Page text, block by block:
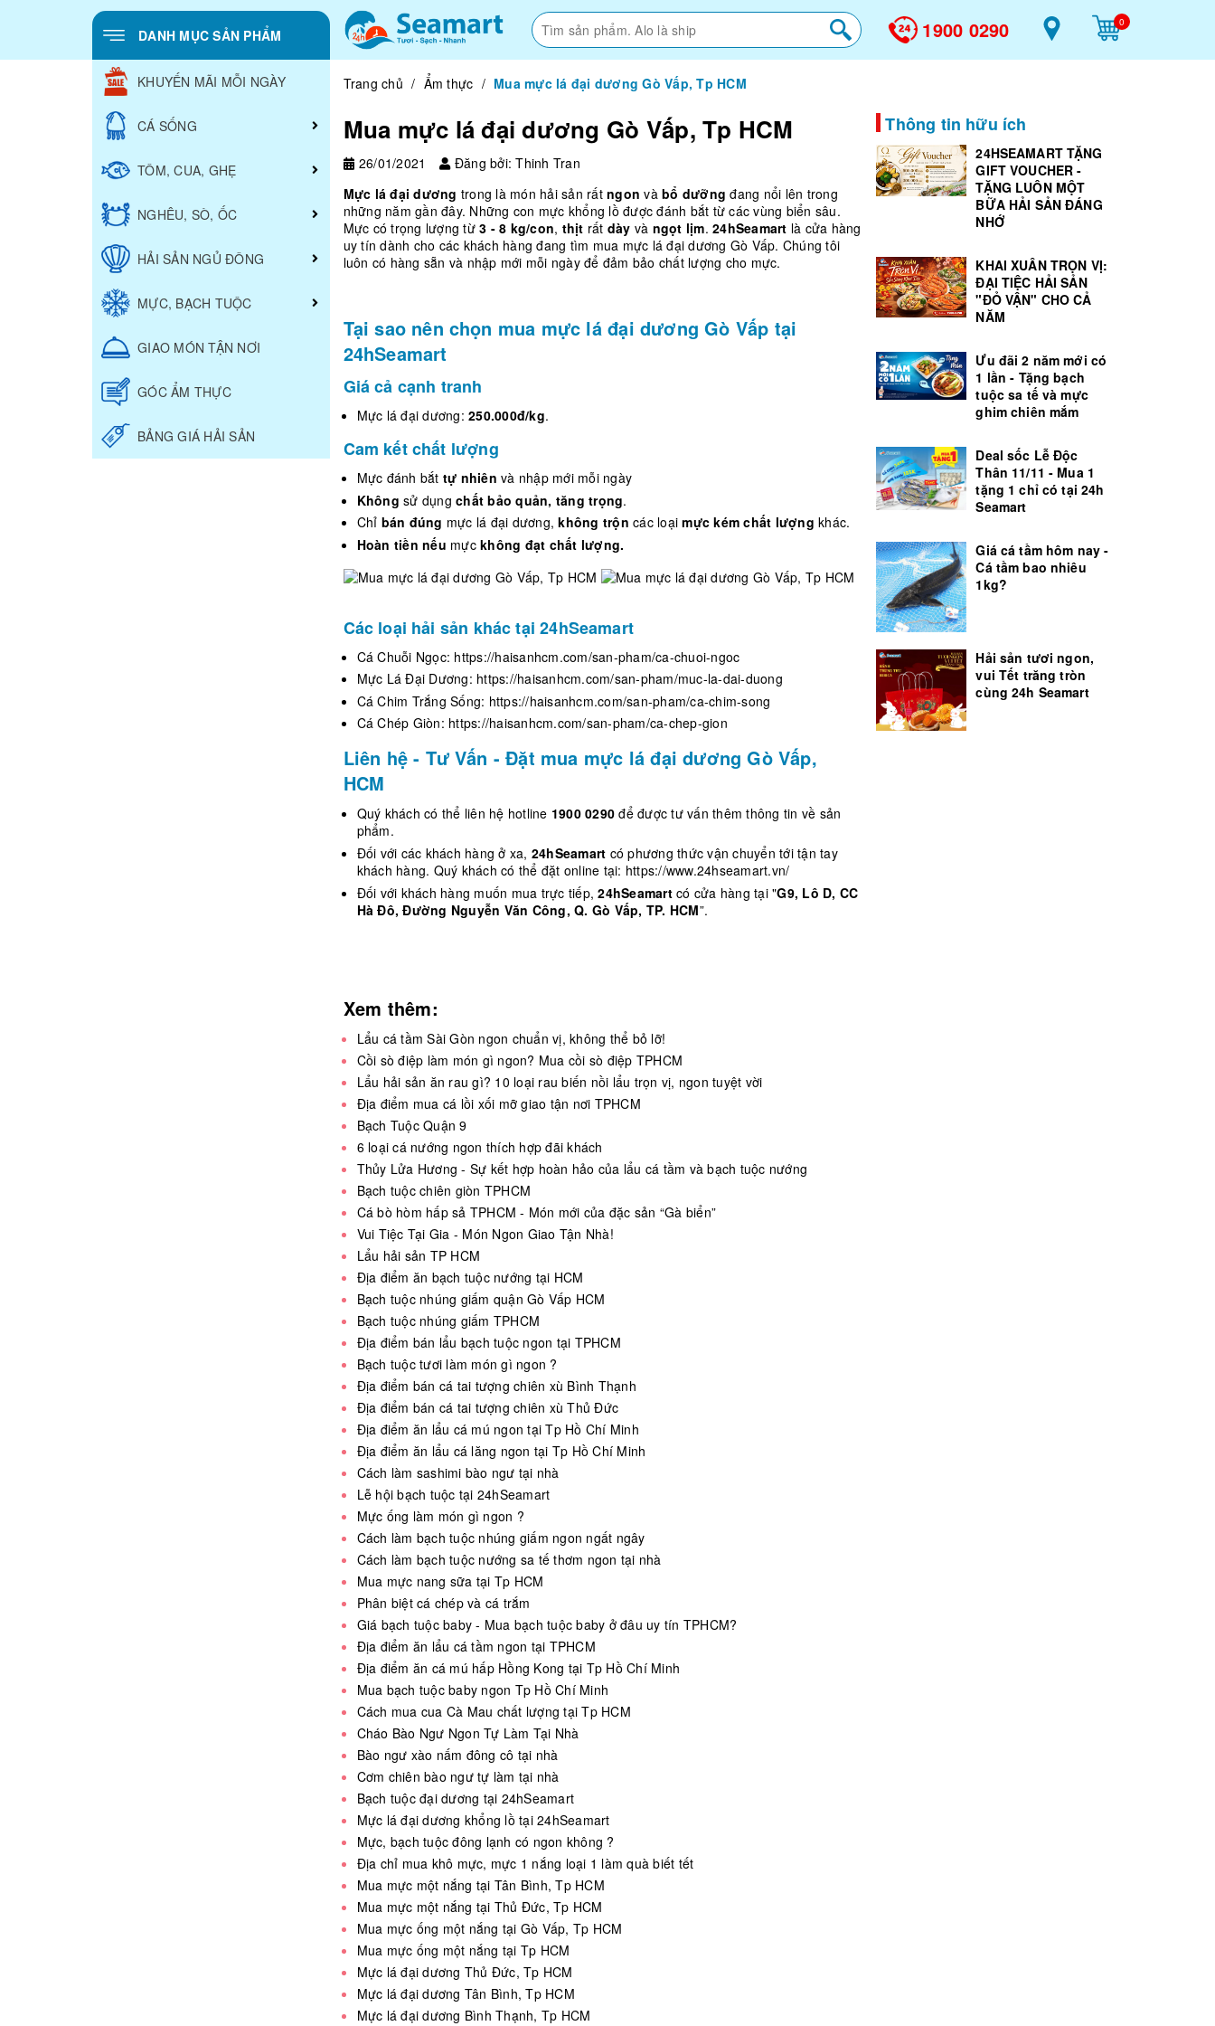
DANH MỤC SẢN PHẨM
KHUYẾN MÃI MỖI NGÀY
CÁ SỐNG
TÔM, CUA, GHẸ
NGHÊU, SÒ, ỐC
HẢI SẢN NGỦ ĐÔNG
MỰC, BẠCH TUỘC
GIAO MÓN TẬN NƠI
GÓC ẨM THỰC
BẢNG GIÁ HẢI SẢN
1900 0290 0
Trang chủ / Ẩm thực / Mua mực lá đại dương Gò Vấp, Tp HCM
Mua mực lá đại dương Gò Vấp, Tp HCM
26/01/2021
Đăng bởi: Thinh Tran
Mực lá đại dương trong là món hải sản rất ngon và bổ dưỡng đang nổi lên trong
những năm gần đây. Những con mực khổng lồ được đánh bắt từ các vùng biển sâu.
Mực có trọng lượng từ 3 - 8 kg/con, thịt rất dày và ngọt lịm. 24hSeamart là cửa hàng
uy tín dành cho các khách hàng đang tìm mua mực lá đại dương Gò Vấp. Chúng tôi
luôn có hàng sẵn và nhập mới mỗi ngày để đảm bảo chất lượng cho mực.
Tại sao nên chọn mua mực lá đại dương Gò Vấp tại
24hSeamart
Giá cả cạnh tranh
Mực lá đại dương: 250.000đ/kg.
Cam kết chất lượng
Mực đánh bắt tự nhiên và nhập mới mỗi ngày
Không sử dụng chất bảo quản, tăng trọng.
Chỉ bán đúng mực lá đại dương,không trộn các loạimực kém chất lượng khác.
Hoàn tiền nếu mực không đạt chất lượng.
Các loại hải sản khác tại 24hSeamart
Cá Chuỗi Ngọc: https://haisanhcm.com/san-pham/ca-chuoi-ngoc
Mực Lá Đại Dương: https://haisanhcm.com/san-pham/muc-la-dai-duong
Cá Chim Trắng Sống: https://haisanhcm.com/san-pham/ca-chim-song
Cá Chép Giòn: https://haisanhcm.com/san-pham/ca-chep-gion
Liên hệ - Tư Vấn - Đặt mua mực lá đại dương Gò Vấp,
HCM
Quý khách có thể liên hệ hotline 1900 0290 để được tư vấn thêm thông tin về sản
phẩm.
Đối với các khách hàng ở xa, 24hSeamart có phương thức vận chuyển tới tận tay
khách hàng. Quý khách có thể đặt online tại: https://www.24hseamart.vn/
Đối với khách hàng muốn mua trực tiếp,24hSeamart có cửa hàng tại "G9, Lô D, CC
Hà Đô, Đường Nguyễn Văn Công, Q. Gò Vấp, TP. HCM”.
Xem thêm:
Lẩu cá tầm Sài Gòn ngon chuẩn vị, không thể bỏ lỡ!
Cồi sò điệp làm món gì ngon? Mua cồi sò điệp TPHCM
Lẩu hải sản ăn rau gì? 10 loại rau biến nồi lẩu trọn vị, ngon tuyệt vời
Địa điểm mua cá lồi xối mỡ giao tận nơi TPHCM
Bạch Tuộc Quận 9
6 loại cá nướng ngon thích hợp đãi khách
Thủy Lửa Hương - Sự kết hợp hoàn hảo của lẩu cá tầm và bạch tuộc nướng
Bạch tuộc chiên giòn TPHCM
Cá bò hòm hấp sả TPHCM - Món mới của đặc sản “Gà biển”
Vui Tiệc Tại Gia - Món Ngon Giao Tận Nhà!
Lẩu hải sản TP HCM
Địa điểm ăn bạch tuộc nướng tại HCM
Bạch tuộc nhúng giấm quận Gò Vấp HCM
Bạch tuộc nhúng giấm TPHCM
Địa điểm bán lẩu bạch tuộc ngon tại TPHCM
Bạch tuộc tươi làm món gì ngon ?
Địa điểm bán cá tai tượng chiên xù Bình Thạnh
Địa điểm bán cá tai tượng chiên xù Thủ Đức
Địa điểm ăn lẩu cá mú ngon tại Tp Hồ Chí Minh
Địa điểm ăn lẩu cá lăng ngon tại Tp Hồ Chí Minh
Cách làm sashimi bào ngư tại nhà
Lễ hội bạch tuộc tại 24hSeamart
Mực ống làm món gì ngon ?
Cách làm bạch tuộc nhúng giấm ngon ngất ngây
Cách làm bạch tuộc nướng sa tế thơm ngon tại nhà
Mua mực nang sữa tại Tp HCM
Phân biệt cá chép và cá trắm
Giá bạch tuộc baby - Mua bạch tuộc baby ở đâu uy tín TPHCM?
Địa điểm ăn lẩu cá tầm ngon tại TPHCM
Địa điểm ăn cá mú hấp Hồng Kong tại Tp Hồ Chí Minh
Mua bạch tuộc baby ngon Tp Hồ Chí Minh
Cách mua cua Cà Mau chất lượng tại Tp HCM
Cháo Bào Ngư Ngon Tự Làm Tại Nhà
Bào ngư xào nấm đông cô tại nhà
Cơm chiên bào ngư tự làm tại nhà
Bạch tuộc đại dương tại 24hSeamart
Mực lá đại dương khổng lồ tại 24hSeamart
Mực, bạch tuộc đông lạnh có ngon không ?
Địa chỉ mua khô mực, mực 1 nắng loại 1 làm quà biết tết
Mua mực một nắng tại Tân Bình, Tp HCM
Mua mực một nắng tại Thủ Đức, Tp HCM
Mua mực ống một nắng tại Gò Vấp, Tp HCM
Mua mực ống một nắng tại Tp HCM
Mực lá đại dương Thủ Đức, Tp HCM
Mực lá đại dương Tân Bình, Tp HCM
Mực lá đại dương Bình Thạnh, Tp HCM
Thông tin hữu ích
24HSEAMART TẶNG
GIFT VOUCHER -
TẶNG LUÔN MỘT
BỮA HẢI SẢN ĐÁNG
NHỚ
KHAI XUÂN TRỌN VỊ:
ĐẠI TIỆC HẢI SẢN
"ĐỎ VẬN" CHO CẢ
NĂM
Ưu đãi 2 năm mới có
1 lần - Tặng bạch
tuộc sa tế và mực
ghim chiên mắm
Deal sốc Lễ Độc
Thân 11/11 - Mua 1
tặng 1 chỉ có tại 24h
Seamart
Giá cá tầm hôm nay -
Cá tầm bao nhiêu
1kg?
Hải sản tươi ngon,
vui Tết trăng tròn
cùng 24h Seamart